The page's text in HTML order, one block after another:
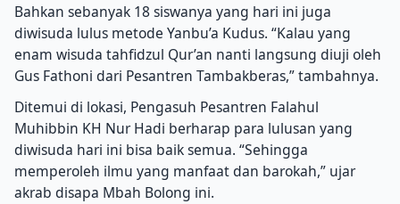
Bahkan sebanyak 18 siswanya yang hari ini juga
diwisuda lulus metode Yanbu’a Kudus. “Kalau yang
enam wisuda tahfidzul Qur’an nanti langsung diuji oleh
Gus Fathoni dari Pesantren Tambakberas,” tambahnya.
Ditemui di lokasi, Pengasuh Pesantren Falahul
Muhibbin KH Nur Hadi berharap para lulusan yang
diwisuda hari ini bisa baik semua. “Sehingga
memperoleh ilmu yang manfaat dan barokah,” ujar
akrab disapa Mbah Bolong ini.